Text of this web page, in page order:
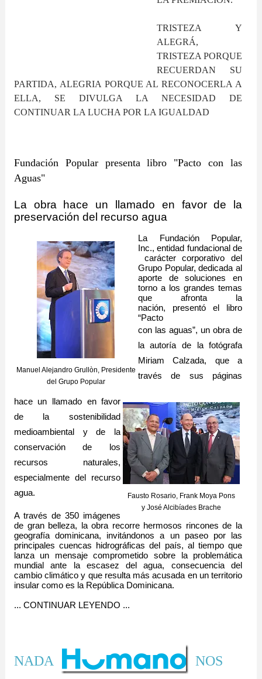
TRISTEZA Y
ALEGRÁ,
TRISTEZA PORQUE
RECUERDAN SU
PARTIDA, ALEGRIA PORQUE AL RECONOCERLA A
ELLA, SE DIVULGA LA NECESIDAD DE
CONTINUAR LA LUCHA POR LA IGUALDAD
Fundación Popular presenta libro "Pacto con las
Aguas"
La obra hace un llamado en favor de la
preservación del recurso agua
Manuel Alejandro Grullòn, Presidente
del Grupo Popular
La Fundación Popular,
Inc.,entidad fundacionalde
carácter
corporativo del
Grupo Popular, dedicada al
aporte de soluciones en
torno a los grandes temas
que afronta la
nación, presentó el libro
“Pacto
Fausto Rosario, Frank Moya Pons
y José Alcibíades Brache
con las aguas”, un obra de
la autoría de la fotógrafa
Miriam Calzada, que a
través de sus páginas
hace un llamado en favor
de la sostenibilidad
medioambiental y de la
conservación de los
recursos naturales,
especialmente del recurso
agua.
A través de 350 imágenes
de gran belleza, la obra recorre hermosos rincones de la
geografía dominicana, invitándonos a un paseo por las
principales cuencas hidrográficas del país, al tiempo que
lanza un mensaje comprometido sobre la problemática
mundial ante la escasez del agua, consecuencia del
cambio climático y que resulta más acusada en un territorio
insular como es la República Dominicana.
... CONTINUAR LEYENDO ...
NADA
NOS